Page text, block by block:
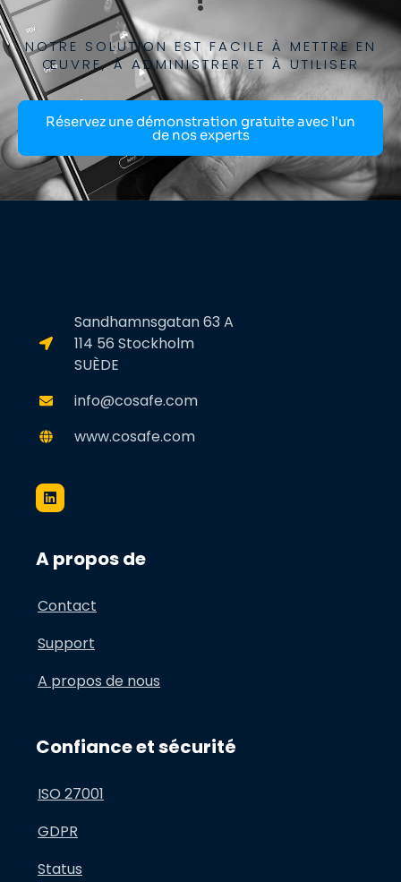
NOTRE SOLUTION EST FACILE À METTRE EN
ŒUVRE, À ADMINISTRER ET À UTILISER
Réservez une démonstration gratuite avec l'un
de nos experts
Sandhamnsgatan 63 A
114 56 Stockholm
SUÈDE
info@cosafe.com
www.cosafe.com
i
n
k
n
A propos de
Contact
Support
A propos de nous
Confiance et sécurité
ISO 27001
GDPR
Status